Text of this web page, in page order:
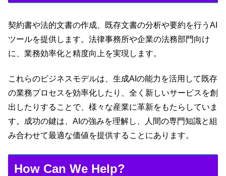
契約書や法的文書の作成、既存文書の分析や要約を行うAI
ツールを提供します。法律事務所や企業の法務部門向け
に、業務効率化と精度向上を実現します。
これらのビジネスモデルは、生成AIの能力を活用して既存
の業務プロセスを効率化したり、全く新しいサービスを創
出したりすることで、様々な産業に革新をもたらしていま
す。成功の鍵は、AIの強みを理解し、人間の専門知識と組
み合わせて最適な価値を提供することにあります。
How Can We Help?